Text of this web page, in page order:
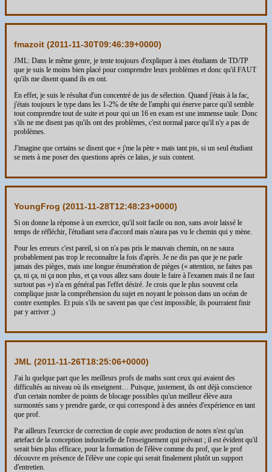
fmazoit (2011-11-30T09:46:39+0000)
JML: Dans le même genre, je tente toujours d'expliquer à mes étudiants de TD/TP
que je suis le moins bien placé pour comprendre leurs problèmes et donc qu'il FAUT
qu'ils me disent quand ils en ont.
En effet, je suis le résultat d'un concentré de jus de sélection. Quand j'étais à la fac,
j'étais toujours le type dans les 1-2% de tête de l'amphi qui énerve parce qu'il semble
tout comprendre tout de suite et pour qui un 16 en exam est une immense taule. Donc
s'ils ne me disent pas qu'ils ont des problèmes, c'est normal parce qu'il n'y a pas de
problèmes.
J'imagine que certains se disent que « j'me la pète » mais tant pis, si un seul étudiant
se mets à me poser des questions après ce laïus, je suis content.
YoungFrog (2011-11-28T12:48:23+0000)
Si on donne la réponse à un exercice, qu'il soit facile ou non, sans avoir laissé le
temps de réfléchir, l'étudiant sera d'accord mais n'aura pas vu le chemin qui y mène.
Pour les erreurs c'est pareil, si on n'a pas pris le mauvais chemin, on ne saura
probablement pas trop le reconnaître la fois d'après. Je ne dis pas que je ne parle
jamais des pièges, mais une longue énumération de pièges (« attention, ne faites pas
ça, ni ça, ni ça non plus, et ça vous allez sans doute le faire à l'examen mais il ne faut
surtout pas ») n'a en général pas l'effet désiré. Je crois que le plus souvent cela
complique juste la compréhension du sujet en noyant le poisson dans un océan de
contre exemples. Et puis s'ils ne savent pas que c'est impossible, ils pourraient finir
par y arriver ;)
JML (2011-11-26T18:25:06+0000)
J'ai lu quelque part que les meilleurs profs de maths sont ceux qui avaient des
difficultés au niveau où ils enseignent… Puisque, justement, ils ont déjà conscience
d'un certain nombre de points de blocage possibles qu'un meilleur élève aura
surmontés sans y prendre garde, ce qui correspond à des années d'expérience en tant
que prof.
Par ailleurs l'exercice de correction de copie avec production de notes n'est qu'un
artefact de la conception industrielle de l'enseignement qui prévaut ; il est évident qu'il
serait bien plus efficace, pour la formation de l'élève comme du prof, que le prof
découvre en présence de l'élève une copie qui serait finalement plutôt un support
d'entretien.